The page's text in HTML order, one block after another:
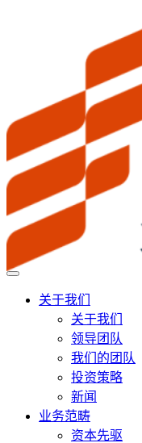
关于我们
关于我们
领导团队
我们的团队
投资策略
新闻
业务范畴
资本先驱